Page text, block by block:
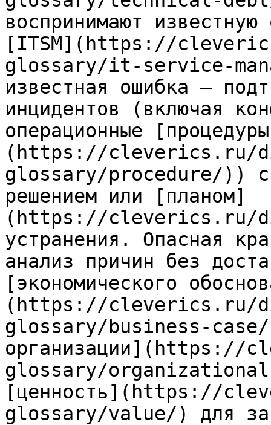
воспринимают
[ITSM](https://
glossary/it-service-
известная ошибка —
инцидентов (включая
операционные
(https://cleverics.ru/
glossary/procedure/)) с
решением или [планом]
(https://cleverics.ru/
устранения. Опасная
анализ причин без
[экономического
(https://cleverics.ru/
glossary/business-
glossary/
[ценность](https://
glossary/value/) для